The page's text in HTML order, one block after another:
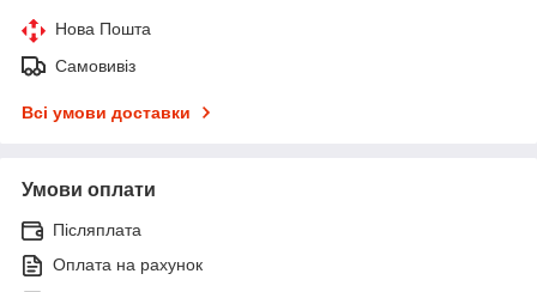
Нова Пошта
Самовивіз
Всі умови доставки
Умови оплати
Післяплата
Оплата на рахунок